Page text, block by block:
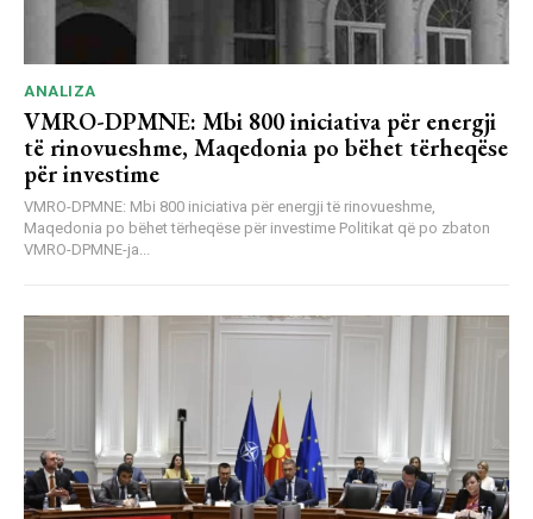
ANALIZA
VMRO-DPMNE: Mbi 800 iniciativa për energji
të rinovueshme, Maqedonia po bëhet tërheqëse
për investime
VMRO-DPMNE: Mbi 800 iniciativa për energji të rinovueshme,
Maqedonia po bëhet tërheqëse për investime Politikat që po zbaton
VMRO-DPMNE-ja...